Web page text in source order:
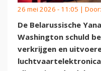
26 mei 2026 - 11:05 | Door:
De Belarussische
Washington schuld
verkrijgen en